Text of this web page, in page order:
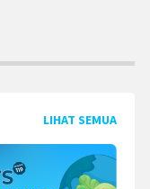
LIHAT SEMUA